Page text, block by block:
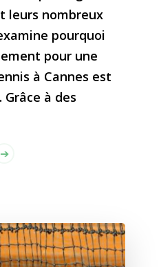
leurs nombreux
pourquoi
pour une
à Cannes est
à des